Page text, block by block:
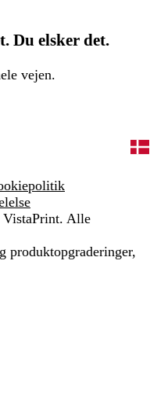
Du elsker det.
vejen.
Alle
produktopgraderinger,